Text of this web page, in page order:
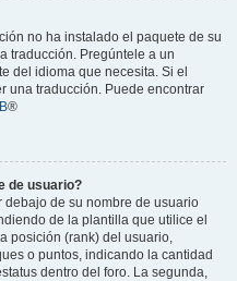
no ha instalado el paquete de su
traducción. Pregúntele a un
del idioma que necesita. Si el
una traducción. Puede encontrar
®
de usuario?
de su nombre de usuario
de la plantilla que utilice el
posición (rank) del usuario,
o puntos, indicando la cantidad
dentro del foro. La segunda,